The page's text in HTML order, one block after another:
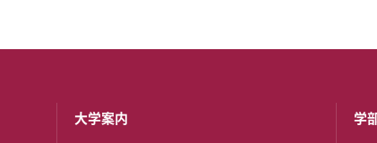
大学案内 学